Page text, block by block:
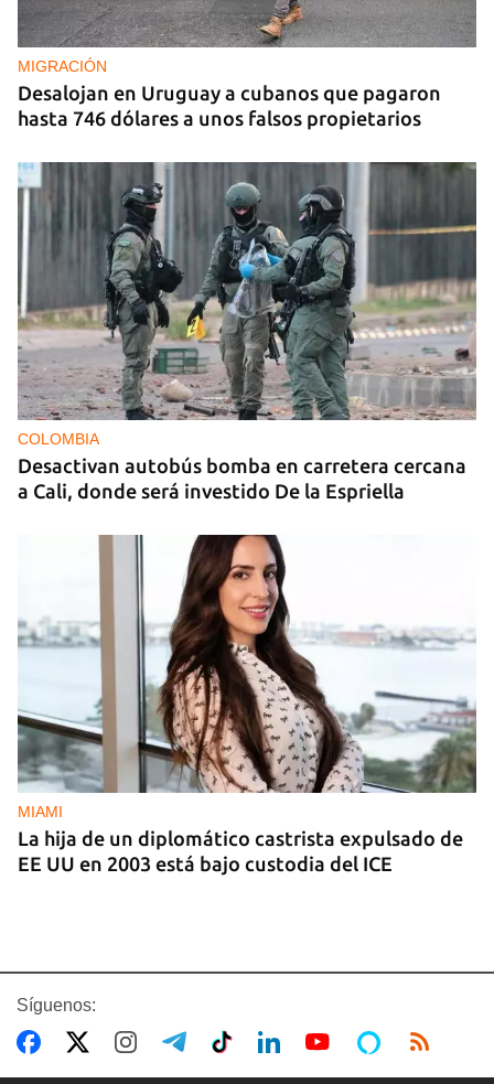
La Seguridad del Estado realiza operativos en el
aniversario del Maleconazo
MIGRACIÓN
Desalojan en Uruguay a cubanos que pagaron
hasta 746 dólares a unos falsos propietarios
COLOMBIA
Desactivan autobús bomba en carretera cercana
a Cali, donde será investido De la Espriella
MIAMI
La hija de un diplomático castrista expulsado de
EE UU en 2003 está bajo custodia del ICE
Síguenos: